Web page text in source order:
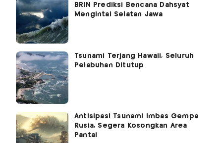
BRIN Prediksi Bencana Dahsyat
Mengintai Selatan Jawa
Tsunami Terjang Hawaii, Seluruh
Pelabuhan Ditutup
Antisipasi Tsunami Imbas Gempa
Rusia, Segera Kosongkan Area
Pantai